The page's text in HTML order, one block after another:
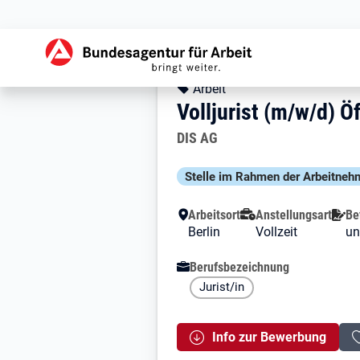
Stellendetails zu:
Volljurist (m/w/
Volljurist (m/w/d)
Kopfbereich
Angebotsart:
Arbeit
Volljurist (m/w/d)
Arbeitgeber:
DIS AG
Besondere Merkmale
Stelle im Rahmen der
Arbeitsort
Berlin
Anstellungsart
Vollzeit
Berufsbezeichnung
Jurist/in
Info zur Bewerbung